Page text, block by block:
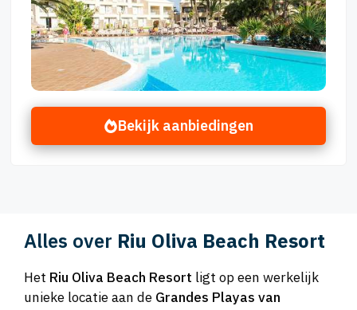
Bekijk aanbiedingen
Alles over Riu Oliva Beach Resort
Het Riu Oliva Beach Resort ligt op een werkelijk
unieke locatie aan de Grandes Playas van